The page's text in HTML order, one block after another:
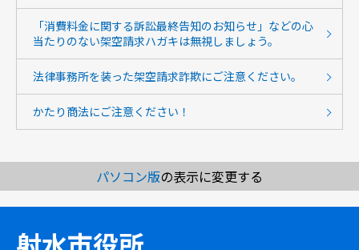
「消費料金に関する訴訟最終告知のお知らせ」などの心
当たりのない架空請求ハガキは無視しましょう。
法律事務所を装った架空請求詐欺にご注意ください。
かたり商法にご注意ください！
パソコン版の表示に変更する